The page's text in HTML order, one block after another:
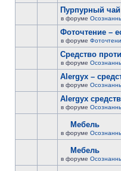
Пурпурный
в форуме
Фоточтение –
в форуме
Cредство
в форуме
Alergyx –
в форуме
Alergyx
в форуме
Мебель
в форуме
Мебель
в форуме